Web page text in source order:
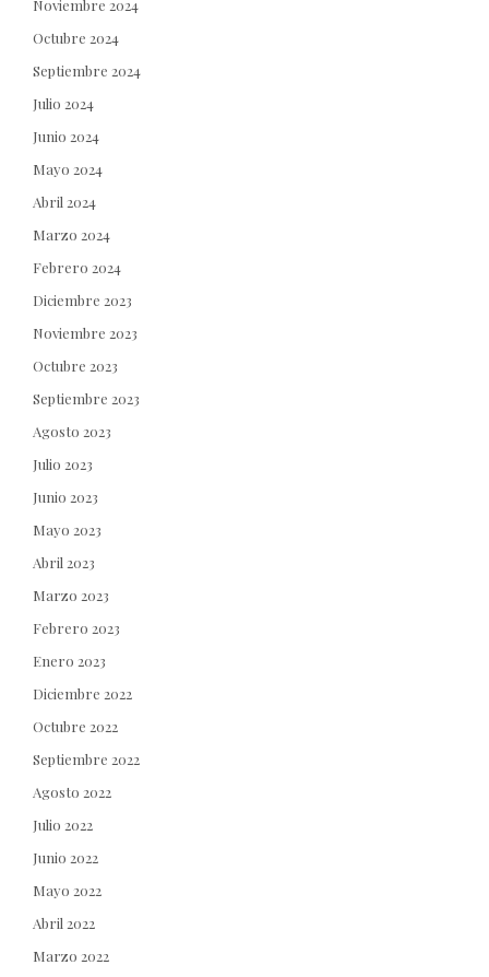
Noviembre 2024
Octubre 2024
Septiembre 2024
Julio 2024
Junio 2024
Mayo 2024
Abril 2024
Marzo 2024
Febrero 2024
Diciembre 2023
Noviembre 2023
Octubre 2023
Septiembre 2023
Agosto 2023
Julio 2023
Junio 2023
Mayo 2023
Abril 2023
Marzo 2023
Febrero 2023
Enero 2023
Diciembre 2022
Octubre 2022
Septiembre 2022
Agosto 2022
Julio 2022
Junio 2022
Mayo 2022
Abril 2022
Marzo 2022